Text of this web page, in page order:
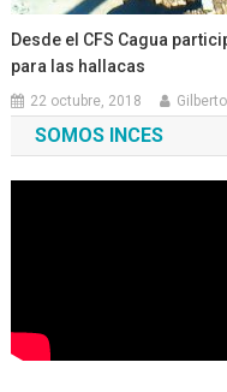
Desde el CFS Cagua
para las hallacas
22 octubre, 2018
SOMOS INCES